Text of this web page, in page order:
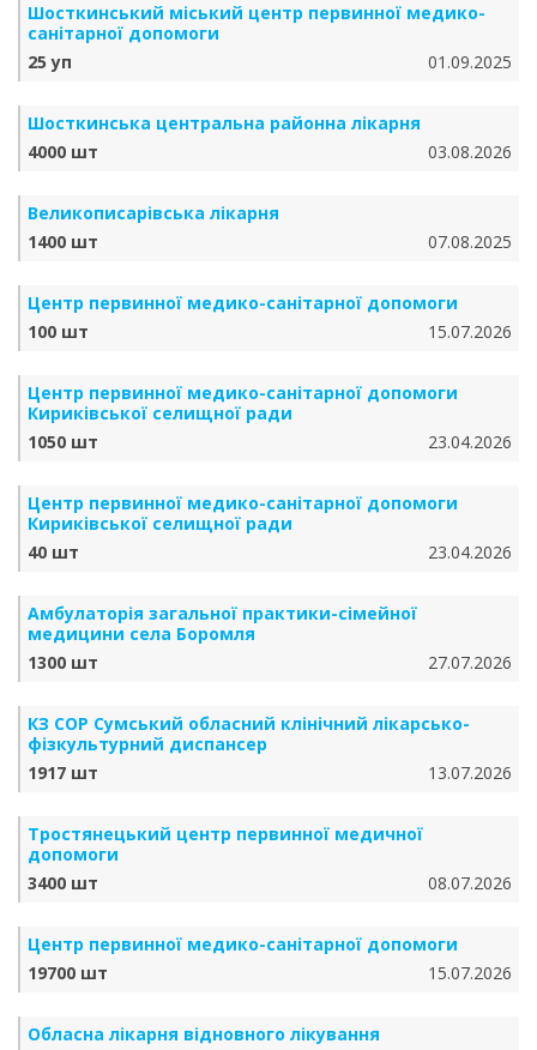
Шосткинський міський центр первинної медико-
санітарної допомоги
25 уп
01.09.2025
Шосткинська центральна районна лікарня
4000 шт
03.08.2026
Великописарівська лікарня
1400 шт
07.08.2025
Центр первинної медико-санітарної допомоги
100 шт
15.07.2026
Центр первинної медико-санітарної допомоги
Кириківської селищної ради
1050 шт
23.04.2026
Центр первинної медико-санітарної допомоги
Кириківської селищної ради
40 шт
23.04.2026
Амбулаторія загальної практики-сімейної
медицини села Боромля
1300 шт
27.07.2026
КЗ СОР Сумський обласний клінічний лікарсько-
фізкультурний диспансер
1917 шт
13.07.2026
Тростянецький центр первинної медичної
допомоги
3400 шт
08.07.2026
Центр первинної медико-санітарної допомоги
19700 шт
15.07.2026
Обласна лікарня відновного лікування